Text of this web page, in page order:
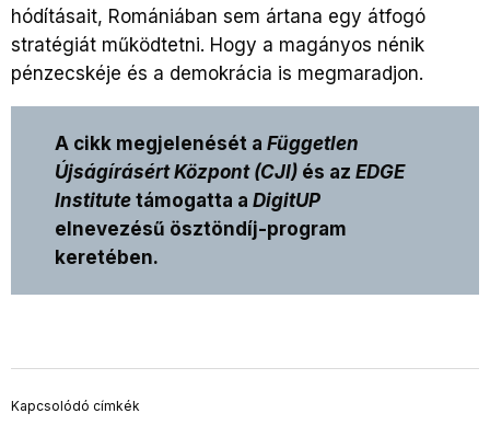
hódításait, Romániában sem ártana egy átfogó
stratégiát működtetni. Hogy a magányos nénik
pénzecskéje és a demokrácia is megmaradjon.
A cikk megjelenését aFüggetlen
Újságírásért Központ (CJI) és azEDGE
Institute támogatta aDigitUP
elnevezésű ösztöndíj-program
keretében.
Kapcsolódó címkék